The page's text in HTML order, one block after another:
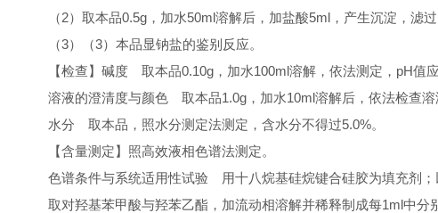
（2） 取本品0.5g ，加水50ml溶解后，加盐酸5ml ，产生沉淀，滤
（3）
（3）本品显钠盐的鉴别反应。
【检查】碱度 取本品0.10g ，加水100ml溶解，依法测定， pH值
溶液的澄清度与颜色 取本品1.0g ，加水10ml溶解后，依法检查
水分 取本品，照水分测定法测定，含水分不得过5.0%。
【含量测定】照高效液相色谱法测定。
色谱条件与系统适用性试验 用十八烷基硅烷键合硅胶为填充剂；
取对羟基苯甲酸与羟苯乙酯，加流动相溶解并稀释制成每1ml中分